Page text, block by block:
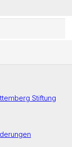
Stiftung